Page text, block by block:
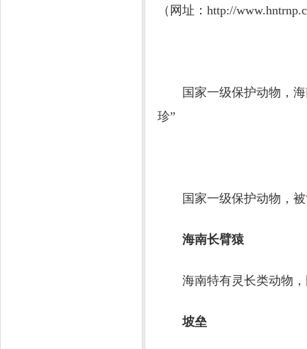
（网址：http://
国家一级保护动物，海
珍”
国家一级保护动物，被
海南长臂猿
海南特有灵长类动物，
坡垒